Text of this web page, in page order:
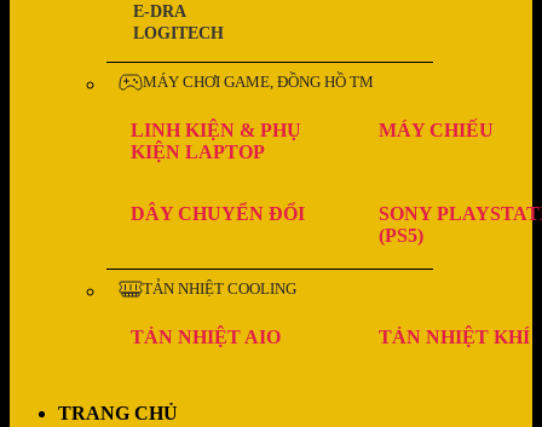
LOGITECH
E-DRA
MÁY CHƠI GAME, ĐỒNG HỒ TM
LINH KIỆN & PHỤ
KIỆN LAPTOP
MÁY CHIẾU
DÂY CHUYỂN ĐỔI
SONY
(PS5)
TẢN NHIỆT COOLING
TẢN NHIỆT AIO TẢN NHIỆT KHÍ
TRANG CHỦ